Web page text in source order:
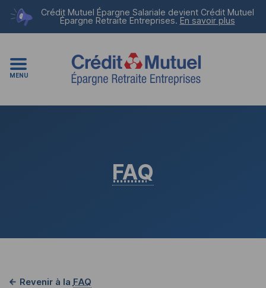
Crédit Mutuel Épargne Salariale devient Crédit Mutuel
Épargne Retraite Entreprises. En savoir plus
MENU
FAQ
Revenir à la FAQ